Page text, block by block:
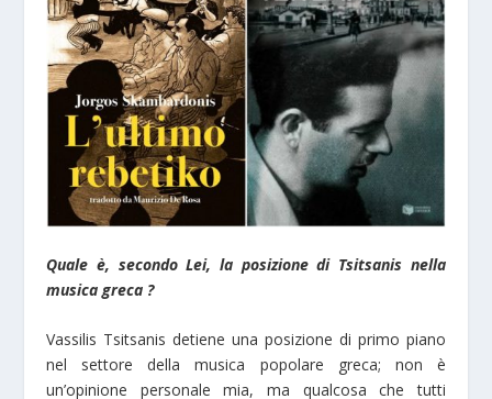
Quale è, secondo Lei, la posizione di Tsitsanis nella
musica greca ?
Vassilis Tsitsanis detiene una posizione di primo piano
nel settore della musica popolare greca; non è
un’opinione personale mia, ma qualcosa che tutti